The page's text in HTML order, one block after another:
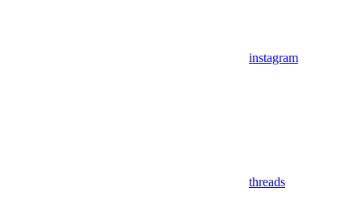
instagram
threads